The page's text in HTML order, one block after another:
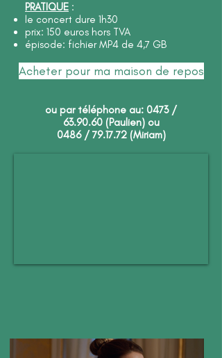
PRATIQUE :
le concert dure 1h30
prix: 150 euros hors TVA
épisode: fichier MP4 de 4,7 GB
Acheter pour ma maison de repos
ou par téléphone au: 0473 /
63.90.60 (Paulien) ou
0486 / 79.17.72 (Miriam)